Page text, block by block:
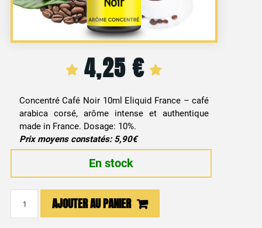
4,25 €
Concentré Café Noir 10ml Eliquid France – café
arabica corsé, arôme intense et authentique
made in France. Dosage: 10%.
Prix moyens constatés: 5,90€
En stock
AJOUTER AU PANIER